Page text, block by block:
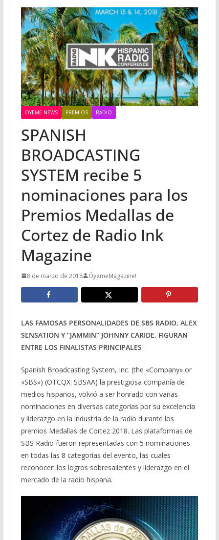
OYEME NEWS PREMIOS RADIO
SPANISH
BROADCASTING
SYSTEM recibe 5
nominaciones para los
Premios Medallas de
Cortez de Radio Ink
Magazine
8 de marzo de 2018 ÓyemeMagazine!
LAS FAMOSAS PERSONALIDADES DE SBS RADIO, ALEX
SENSATION Y “JAMMIN” JOHNNY CARIDE, FIGURAN
ENTRE LOS FINALISTAS PRINCIPALES
Spanish Broadcasting System, Inc. (the «Company» or
«SBS») (OTCQX: SBSAA) la prestigiosa compañía de
medios hispanos, volvió a ser honrado con varias
nominaciones en diversas categorías por su excelencia
y liderazgo en la industria de la radio durante los
premios Medallas de Cortez 2018. Las plataformas de
SBS Radio fueron representadas con 5 nominaciones
en todas las 8 categorías del evento, las cuales
reconocen los logros sobresalientes y liderazgo en el
mercado de la radio hispana.